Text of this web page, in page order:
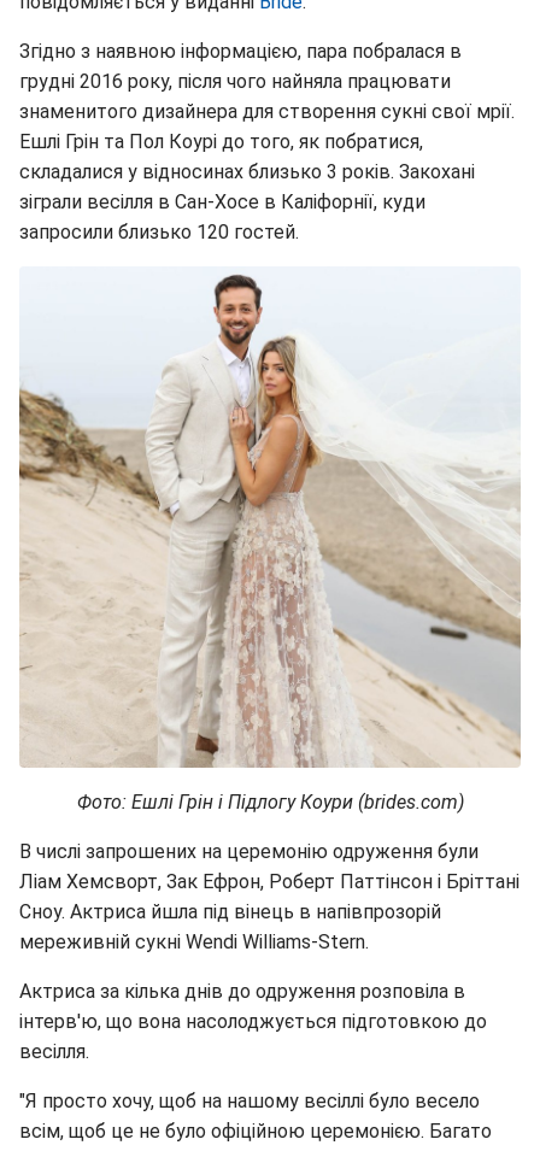
Згідно з наявною інформацією, пара побралася в
грудні 2016 року, після чого найняла працювати
знаменитого дизайнера для створення сукні свої мрії.
Ешлі Грін та Пол Коурі до того, як побратися,
складалися у відносинах близько 3 років. Закохані
зіграли весілля в Сан-Хосе в Каліфорнії, куди
запросили близько 120 гостей.
Фото: Ешлі Грін і Підлогу Коури (brides.com)
В числі запрошених на церемонію одруження були
Ліам Хемсворт, Зак Ефрон, Роберт Паттінсон і Бріттані
Сноу. Актриса йшла під вінець в напівпрозорій
мереживній сукні Wendi Williams-Stern.
Актриса за кілька днів до одруження розповіла в
інтерв'ю, що вона насолоджується підготовкою до
весілля.
"Я просто хочу, щоб на нашому весіллі було весело
всім, щоб це не було офіційною церемонією. Багато